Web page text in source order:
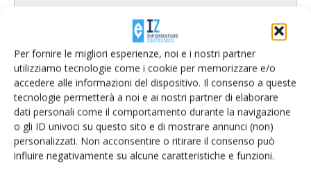
Per fornire le migliori esperienze, noi e i nostri partner
utilizziamo tecnologie come i cookie per memorizzare e/o
accedere alle informazioni del dispositivo. Il consenso a queste
tecnologie permetterà a noi e ai nostri partner di elaborare
dati personali come il comportamento durante la navigazione
o gli ID univoci su questo sito e di mostrare annunci (non)
personalizzati. Non acconsentire o ritirare il consenso può
influire negativamente su alcune caratteristiche e funzioni.
Cerca adesso